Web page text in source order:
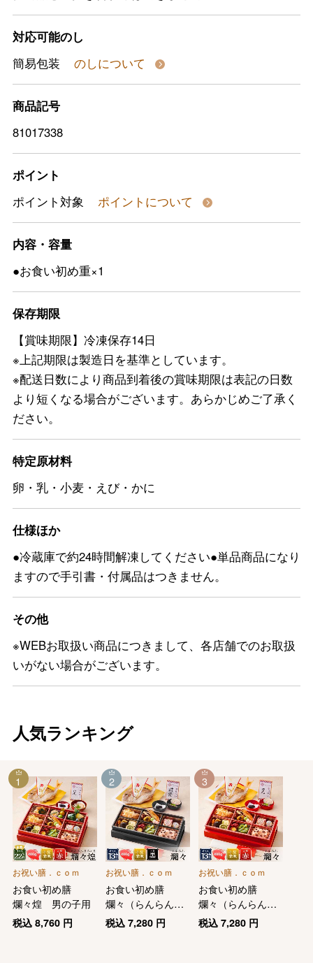
対応可能のし
簡易包装
のしについて
商品記号
81017338
ポイント
ポイント対象
ポイントについて
内容・容量
●お食い初め重×1
保存期限
【賞味期限】冷凍保存14日
※上記期限は製造日を基準としています。
※配送日数により商品到着後の賞味期限は表記の日数
より短くなる場合がございます。あらかじめご了承く
ださい。
特定原材料
卵・乳・小麦・えび・かに
仕様ほか
●冷蔵庫で約24時間解凍してください●単品商品になり
ますので手引書・付属品はつきません。
その他
※WEBお取扱い商品につきまして、各店舗でのお取扱
いがない場合がございます。
人気ランキング
お祝い膳．ｃｏｍ
お食い初め膳
爛々煌 男の子用
税込 8,760円
1
お祝い膳．ｃｏｍ
お食い初め膳
爛々（らんらん）
（女の子用）
税込7,280 円
2
お祝い膳．ｃｏｍ
お食い初め膳
爛々（らんらん）
（男の子用）
税込7,280 円
3